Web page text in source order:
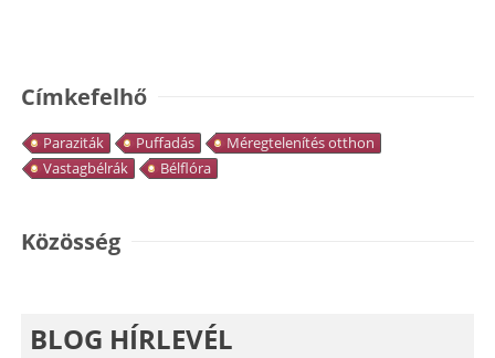
Címkefelhő
Paraziták Puffadás
Méregtelenítés otthon
Vastagbélrák
Bélflóra
Közösség
BLOG HÍRLEVÉL